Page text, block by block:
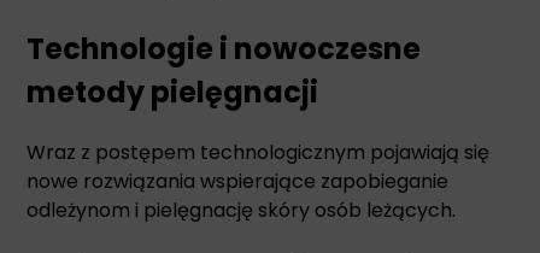
Technologie i nowoczesne
metody pielęgnacji
Wraz z postępem technologicznym pojawiają się
nowe rozwiązania wspierające zapobieganie
odleżynom i pielęgnację skóry osób leżących.